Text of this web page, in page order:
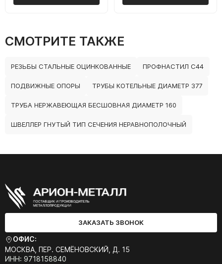
СМОТРИТЕ ТАКЖЕ
РЕЗЬБЫ СТАЛЬНЫЕ ОЦИНКОВАННЫЕ ПРОФНАСТИЛ С44
ПОДВИЖНЫЕ ОПОРЫ ТРУБЫ КОТЕЛЬНЫЕ ДИАМЕТР 377
ТРУБА НЕРЖАВЕЮЩАЯ БЕСШОВНАЯ ДИАМЕТР 160
ШВЕЛЛЕР ГНУТЫЙ ТИП СЕЧЕНИЯ НЕРАВНОПОЛОЧНЫЙ
ЗАКАЗАТЬ ЗВОНОК
ОФИС:
МОСКВА, ПЕР. СЕМЁНОВСКИЙ, Д. 15
ИНН: 9718158840